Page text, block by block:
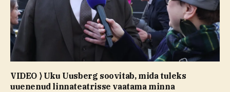
VIDEO ⟩ Uku Uusberg soovitab, mida tuleks
uuenenud linnateatrisse vaatama minna